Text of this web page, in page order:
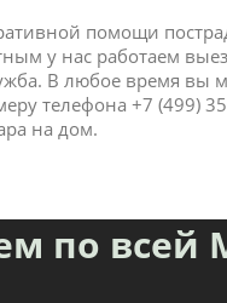
помощи
у нас работаем
В любое время вы
телефона +7 (499)
на дом.
по всей